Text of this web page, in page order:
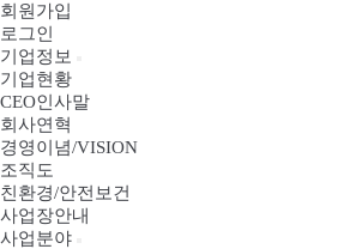
회원가입
로그인
기업정보
기업현황
CEO인사말
회사연혁
경영이념/VISION
조직도
친환경/안전보건
사업장안내
사업분야